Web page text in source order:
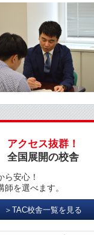
アクセス抜群！
全国展開の校舎
ら安心！
を選べます。
＞TAC校舎一覧を見る